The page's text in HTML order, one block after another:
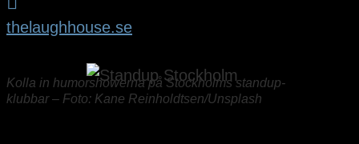
thelaughhouse.se
Kolla in humorshowerna på Stockholms standup-
klubbar – Foto: Kane Reinholdtsen/Unsplash